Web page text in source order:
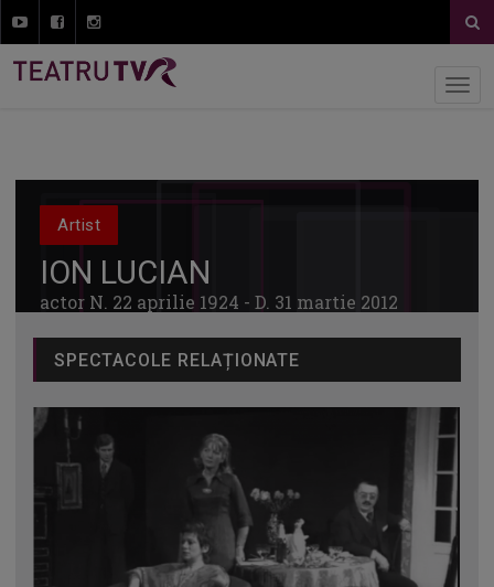
Artist
ION LUCIAN
actor N. 22 aprilie 1924 - D. 31 martie 2012
SPECTACOLE RELAȚIONATE